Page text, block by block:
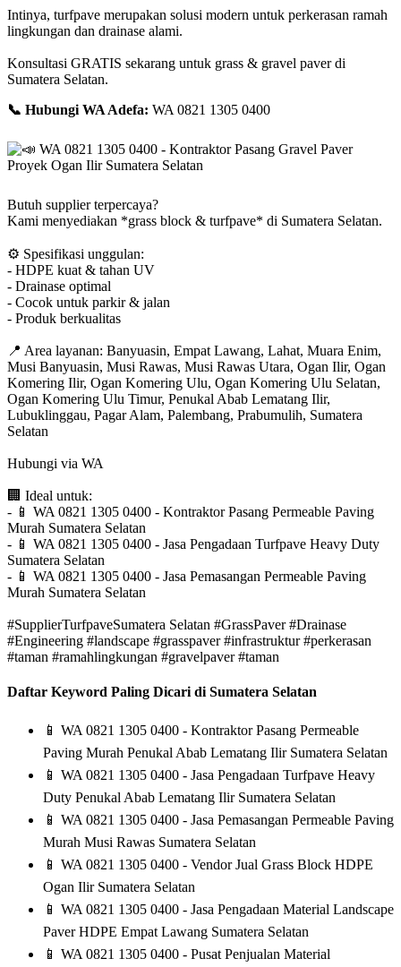
Intinya, turfpave merupakan solusi modern untuk perkerasan ramah
lingkungan dan drainase alami.
Konsultasi GRATIS sekarang untuk grass & gravel paver di
Sumatera Selatan.
📞 Hubungi WA Adefa: WA 0821 1305 0400
Butuh supplier terpercaya?
Kami menyediakan *grass block & turfpave* di Sumatera Selatan.
⚙️ Spesifikasi unggulan:
- HDPE kuat & tahan UV
- Drainase optimal
- Cocok untuk parkir & jalan
- Produk berkualitas
📍 Area layanan: Banyuasin, Empat Lawang, Lahat, Muara Enim,
Musi Banyuasin, Musi Rawas, Musi Rawas Utara, Ogan Ilir, Ogan
Komering Ilir, Ogan Komering Ulu, Ogan Komering Ulu Selatan,
Ogan Komering Ulu Timur, Penukal Abab Lematang Ilir,
Lubuklinggau, Pagar Alam, Palembang, Prabumulih, Sumatera
Selatan
Hubungi via WA
🏢 Ideal untuk:
- 📱 WA 0821 1305 0400 - Kontraktor Pasang Permeable Paving
Murah Sumatera Selatan
- 📱 WA 0821 1305 0400 - Jasa Pengadaan Turfpave Heavy Duty
Sumatera Selatan
- 📱 WA 0821 1305 0400 - Jasa Pemasangan Permeable Paving
Murah Sumatera Selatan
#SupplierTurfpaveSumatera Selatan #GrassPaver #Drainase
#Engineering #landscape #grasspaver #infrastruktur #perkerasan
#taman #ramahlingkungan #gravelpaver #taman
Daftar Keyword Paling Dicari di Sumatera Selatan
📱 WA 0821 1305 0400 - Kontraktor Pasang Permeable
Paving Murah Penukal Abab Lematang Ilir Sumatera Selatan
📱 WA 0821 1305 0400 - Jasa Pengadaan Turfpave Heavy
Duty Penukal Abab Lematang Ilir Sumatera Selatan
📱 WA 0821 1305 0400 - Jasa Pemasangan Permeable Paving
Murah Musi Rawas Sumatera Selatan
📱 WA 0821 1305 0400 - Vendor Jual Grass Block HDPE
Ogan Ilir Sumatera Selatan
📱 WA 0821 1305 0400 - Jasa Pengadaan Material Landscape
Paver HDPE Empat Lawang Sumatera Selatan
📱 WA 0821 1305 0400 - Pusat Penjualan Material